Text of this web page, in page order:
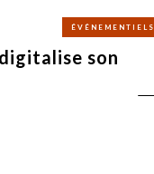
ÉVÉNEMENTIELS
son